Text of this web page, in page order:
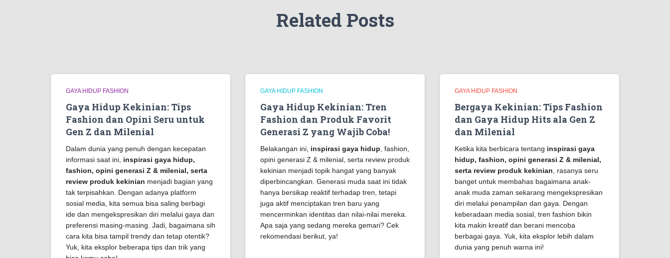
Related Posts
GAYA HIDUP FASHION
Gaya Hidup Kekinian: Tips
Fashion dan Opini Seru untuk
Gen Z dan Milenial
Dalam dunia yang penuh dengan kecepatan
informasi saat ini, inspirasi gaya hidup,
fashion, opini generasi Z & milenial, serta
review produk kekinian menjadi bagian yang
tak terpisahkan. Dengan adanya platform
sosial media, kita semua bisa saling berbagi
ide dan mengekspresikan diri melalui gaya dan
preferensi masing-masing. Jadi, bagaimana sih
cara kita bisa tampil trendy dan tetap otentik?
Yuk, kita eksplor beberapa tips dan trik yang
GAYA HIDUP FASHION
Gaya Hidup Kekinian: Tren
Fashion dan Produk Favorit
Generasi Z yang Wajib Coba!
Belakangan ini, inspirasi gaya hidup , fashion,
opini generasi Z & milenial, serta review produk
kekinian menjadi topik hangat yang banyak
diperbincangkan. Generasi muda saat ini tidak
hanya bersikap reaktif terhadap tren, tetapi
juga aktif menciptakan tren baru yang
mencerminkan identitas dan nilai-nilai mereka.
Apa saja yang sedang mereka gemari? Cek
rekomendasi berikut, ya!
GAYA HIDUP FASHION
Bergaya Kekinian: Tips Fashion
dan Gaya Hidup Hits ala Gen Z
dan Milenial
Ketika kita berbicara tentang inspirasi gaya
hidup, fashion, opini generasi Z & milenial,
serta review produk kekinian , rasanya seru
banget untuk membahas bagaimana anak-
anak muda zaman sekarang mengekspresikan
diri melalui penampilan dan gaya. Dengan
keberadaan media sosial, tren fashion bikin
kita makin kreatif dan berani mencoba
berbagai gaya. Yuk, kita eksplor lebih dalam
dunia yang penuh warna ini!